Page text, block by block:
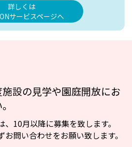
詳しくは
サービスページへ
設の見学や園庭開放にお
10月以降に募集を致します。
問い合わせをお願い致します。